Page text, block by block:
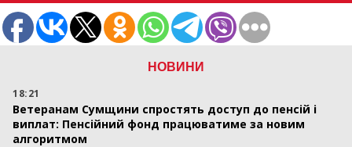
НОВИНИ
18:21
Ветеранам Сумщини спростять доступ до пенсій і
виплат: Пенсійний фонд працюватиме за новим
алгоритмом